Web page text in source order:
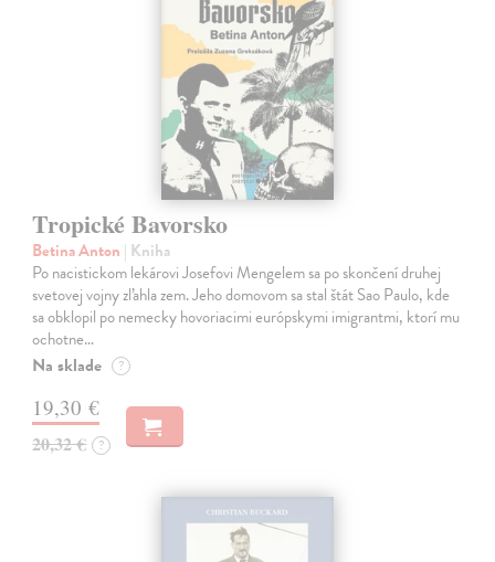
Tropické Bavorsko
Betina Anton | Kniha
Po nacistickom lekárovi Josefovi Mengelem sa po skončení druhej
svetovej vojny zľahla zem. Jeho domovom sa stal štát Sao Paulo, kde
sa obklopil po nemecky hovoriacimi európskymi imigrantmi, ktorí mu
ochotne…
Na sklade ?
19,30 €
20,32 € ?